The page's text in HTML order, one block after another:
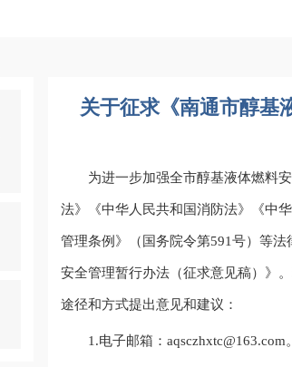
关于征求《南通市醇基
为进一步加强全市醇基液体燃料
法》《中华人民共和国消防法》《中
管理条例》（国务院令第591号）等
安全管理暂行办法（征求意见稿）》
途径和方式提出意见和建议：
1.电子邮箱： aqsczhxtc@163.com。